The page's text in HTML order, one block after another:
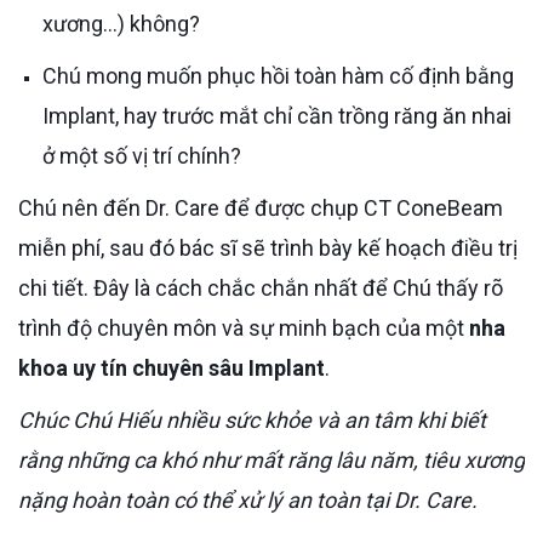
xương…) không?
Chú mong muốn phục hồi toàn hàm cố định bằng
Implant, hay trước mắt chỉ cần trồng răng ăn nhai
ở một số vị trí chính?
Chú nên đến Dr. Care để được chụp CT ConeBeam
miễn phí, sau đó bác sĩ sẽ trình bày kế hoạch điều trị
chi tiết. Đây là cách chắc chắn nhất để Chú thấy rõ
trình độ chuyên môn và sự minh bạch của một nha
khoa uy tín chuyên sâu Implant.
Chúc Chú Hiếu nhiều sức khỏe và an tâm khi biết
rằng những ca khó như mất răng lâu năm, tiêu xương
nặng hoàn toàn có thể xử lý an toàn tại Dr. Care.